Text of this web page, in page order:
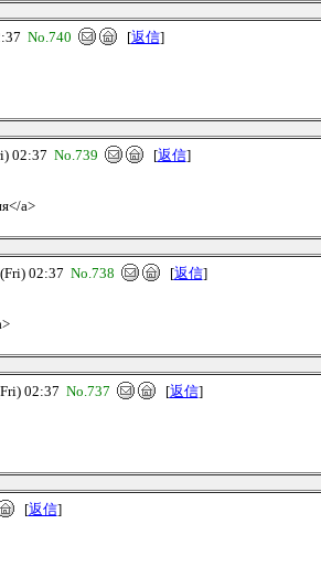
No.740 [返信]
02:37 No.739 [返信]
a>
02:37 No.738 [返信]
02:37 No.737 [返信]
[返信]